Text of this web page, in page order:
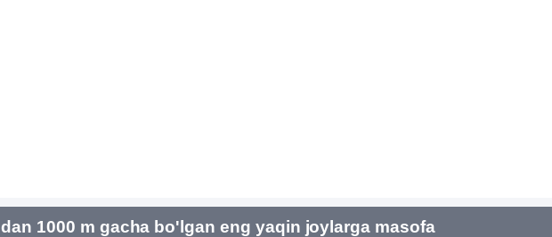
dan 1000 m gacha bo'lgan eng yaqin joylarga masofa